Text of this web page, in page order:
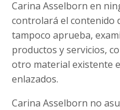
Carina Asselborn en
controlará el contenido
tampoco aprueba,
productos y servicios,
otro material existente
enlazados.
Carina Asselborn no